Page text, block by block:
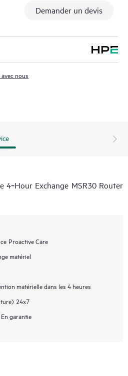
Demander un devis
nous
4‑Hour Exchange MSR30 Router
Proactive Care
matériel
matérielle dans les 4 heures
24x7
En garantie